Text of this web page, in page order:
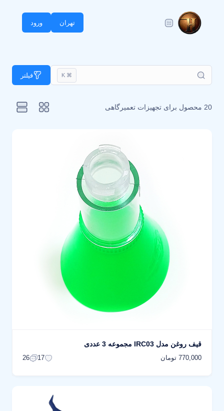
تهران ورود
⌘ K فیلتر
20 محصول برای تجهیزات تعمیرگاهی
قیف روغن مدل IRC03 مجموعه 3 عددی
770,000 تومان 17
26